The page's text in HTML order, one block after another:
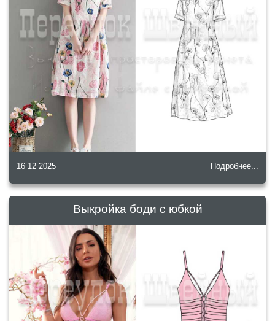
16 12 2025 Подробнее...
Выкройка боди с юбкой